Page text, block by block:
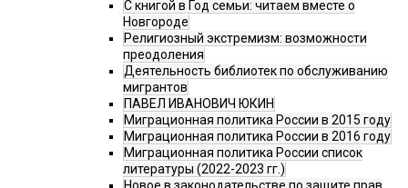
С книгой в Год семьи: читаем вместе о
Новгороде
Религиозный экстремизм: возможности
преодоления
Деятельность библиотек по обслуживанию
мигрантов
ПАВЕЛ ИВАНОВИЧ ЮКИН
Миграционная политика России в 2015 году
Миграционная политика России в 2016 году
Миграционная политика России список
литературы (2022-2023 гг.)